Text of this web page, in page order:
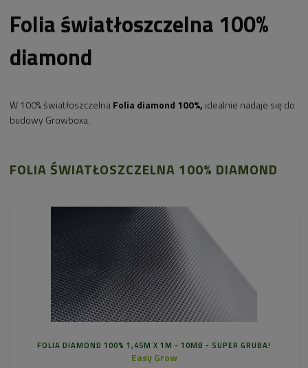
Folia światłoszczelna 100%
diamond
W 100% światłoszczelnaFolia diamond 100%, idealnie nadaje się do
budowy Growboxa.
FOLIA ŚWIATŁOSZCZELNA 100% DIAMOND
FOLIA DIAMOND 100% 1,45M X 1M - 10MB - SUPER GRUBA!
Easy Grow